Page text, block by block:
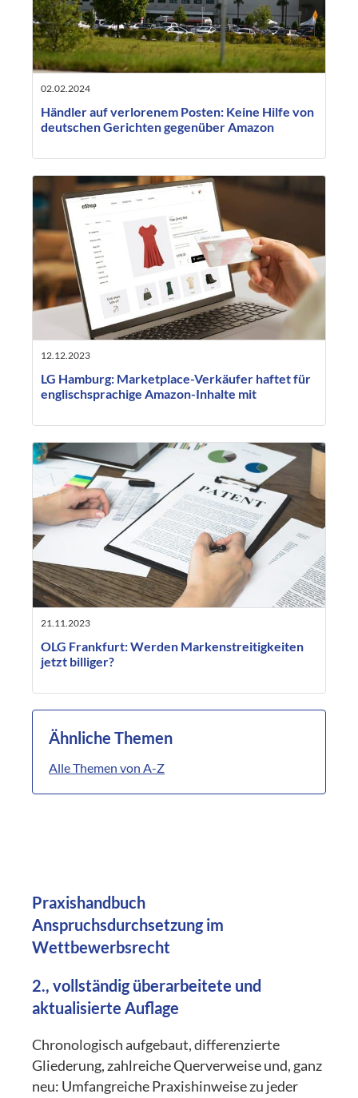
02.02.2024
Händler auf verlorenem Posten: Keine Hilfe von
deutschen Gerichten gegenüber Amazon
12.12.2023
LG Hamburg: Marketplace-Verkäufer haftet für
englischsprachige Amazon-Inhalte mit
21.11.2023
OLG Frankfurt: Werden Markenstreitigkeiten
jetzt billiger?
Ähnliche Themen
Alle Themen von A-Z
Praxishandbuch
Anspruchsdurchsetzung im
Wettbewerbsrecht
2., vollständig überarbeitete und
aktualisierte Auflage
Chronologisch aufgebaut, differenzierte
Gliederung, zahlreiche Querverweise und, ganz
neu: Umfangreiche Praxishinweise zu jeder